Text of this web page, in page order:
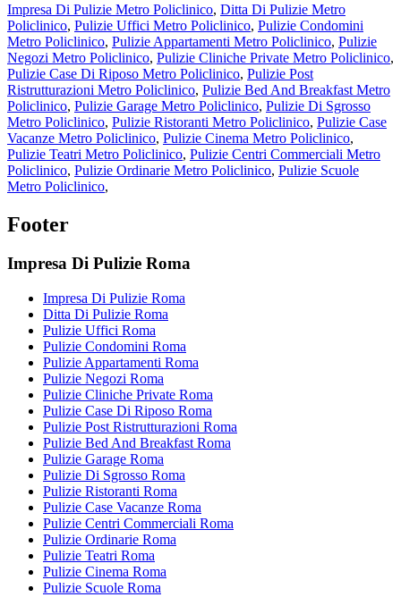
Impresa Di Pulizie Metro Policlinico, Ditta Di Pulizie Metro
Policlinico, Pulizie Uffici Metro Policlinico, Pulizie Condomini
Metro Policlinico, Pulizie Appartamenti Metro Policlinico, Pulizie
Negozi Metro Policlinico, Pulizie Cliniche Private Metro Policlinico,
Pulizie Case Di Riposo Metro Policlinico, Pulizie Post
Ristrutturazioni Metro Policlinico, Pulizie Bed And Breakfast Metro
Policlinico, Pulizie Garage Metro Policlinico, Pulizie Di Sgrosso
Metro Policlinico, Pulizie Ristoranti Metro Policlinico, Pulizie Case
Vacanze Metro Policlinico, Pulizie Cinema Metro Policlinico,
Pulizie Teatri Metro Policlinico, Pulizie Centri Commerciali Metro
Policlinico, Pulizie Ordinarie Metro Policlinico, Pulizie Scuole
Metro Policlinico,
Footer
Impresa Di Pulizie Roma
Impresa Di Pulizie Roma
Ditta Di Pulizie Roma
Pulizie Uffici Roma
Pulizie Condomini Roma
Pulizie Appartamenti Roma
Pulizie Negozi Roma
Pulizie Cliniche Private Roma
Pulizie Case Di Riposo Roma
Pulizie Post Ristrutturazioni Roma
Pulizie Bed And Breakfast Roma
Pulizie Garage Roma
Pulizie Di Sgrosso Roma
Pulizie Ristoranti Roma
Pulizie Case Vacanze Roma
Pulizie Centri Commerciali Roma
Pulizie Ordinarie Roma
Pulizie Teatri Roma
Pulizie Cinema Roma
Pulizie Scuole Roma